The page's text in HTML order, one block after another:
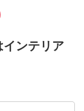
インテリア